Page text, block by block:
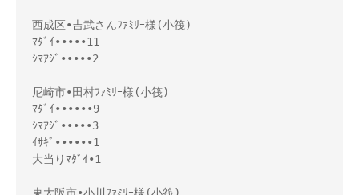
西成区•吉武さんﾌｧﾐﾘｰ様(小筏)
ﾏﾀﾞｲ•••••11
ｼﾏｱｼﾞ•••••2
尼崎市•田村ﾌｧﾐﾘｰ様(小筏)
ﾏﾀﾞｲ••••••9
ｼﾏｱｼﾞ•••••3
ｲｻｷﾞ••••••1
大当りﾏﾀﾞｲ•1
東大阪市•小川ﾌｧﾐﾘｰ様(小筏)